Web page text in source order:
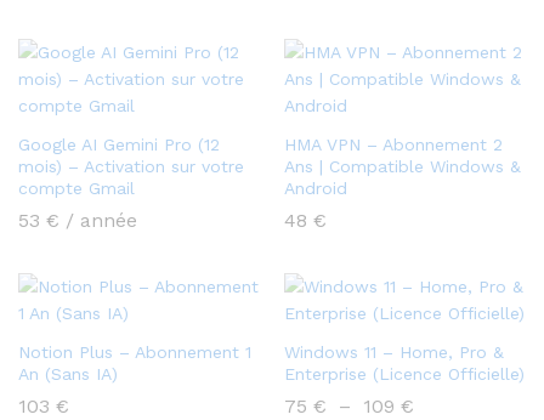
Google AI Gemini Pro (12
mois) – Activation sur votre
compte Gmail
53 € / année
HMA VPN – Abonnement 2
Ans | Compatible Windows &
Android
48 €
Notion Plus – Abonnement 1
An (Sans IA)
103 €
Windows 11 – Home, Pro &
Enterprise (Licence Officielle)
75 € – 109 €